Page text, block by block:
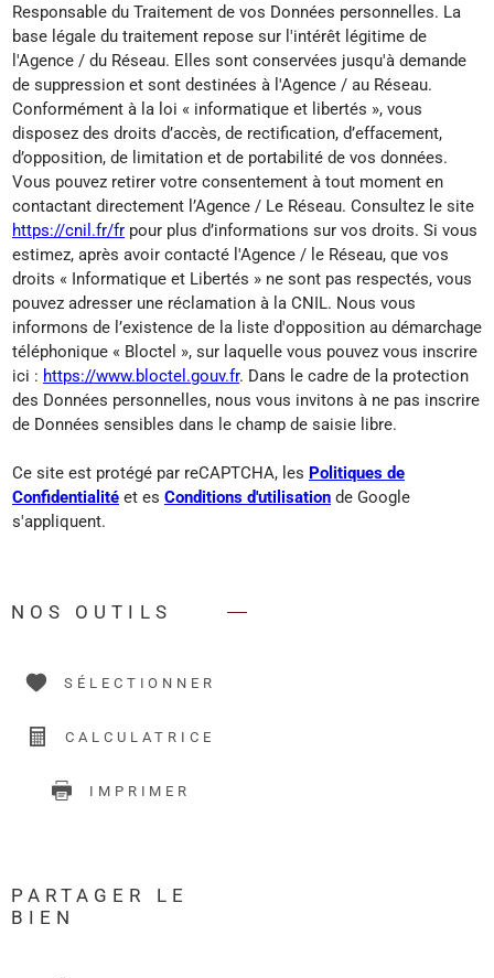
Responsable du Traitement de vos Données personnelles. La
base légale du traitement repose sur l'intérêt légitime de
l'Agence / du Réseau. Elles sont conservées jusqu'à demande
de suppression et sont destinées à l'Agence / au Réseau.
Conformément à la loi « informatique et libertés », vous
disposez des droits d’accès, de rectification, d’effacement,
d’opposition, de limitation et de portabilité de vos données.
Vous pouvez retirer votre consentement à tout moment en
contactant directement l’Agence / Le Réseau. Consultez le site
https://cnil.fr/fr pour plus d’informations sur vos droits. Si vous
estimez, après avoir contacté l'Agence / le Réseau, que vos
droits « Informatique et Libertés » ne sont pas respectés, vous
pouvez adresser une réclamation à la CNIL. Nous vous
informons de l’existence de la liste d'opposition au démarchage
téléphonique « Bloctel », sur laquelle vous pouvez vous inscrire
ici : https://www.bloctel.gouv.fr. Dans le cadre de la protection
des Données personnelles, nous vous invitons à ne pas inscrire
de Données sensibles dans le champ de saisie libre.
Ce site est protégé par reCAPTCHA, les Politiques de
Confidentialité et es Conditions d'utilisation de Google
s'appliquent.
NOS OUTILS
SÉLECTIONNER
CALCULATRICE
IMPRIMER
PARTAGER LE
BIEN